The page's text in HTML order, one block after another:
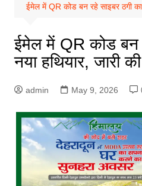
ईमेल में QR कोड बन रहे साइबर ठगी का
ईमेल में QR कोड बन
नया हथियार, जारी
admin May 9, 2026